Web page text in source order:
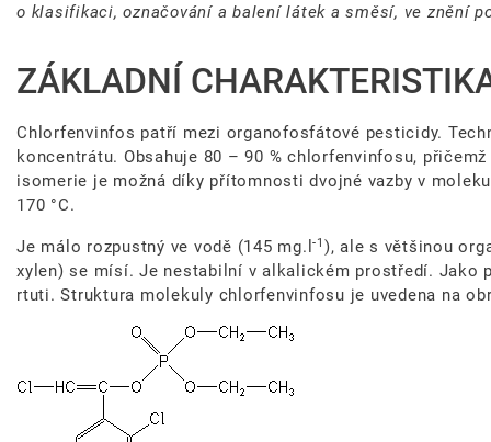
o klasifikaci, označování a balení látek a směsí, ve znění
ZÁKLADNÍ
Chlorfenvinfos patří mezi organofosfátové pesticidy.
koncentrátu. Obsahuje 80 – 90 % chlorfenvinfosu,
isomerie je možná díky přítomnosti dvojné vazby v
170 °C.
Je málo rozpustný ve vodě (145 mg.l-1 ), ale s většinou
xylen) se mísí. Je nestabilní v alkalickém prostředí. Jako
rtuti. Struktura molekuly chlorfenvinfosu je uvedena na